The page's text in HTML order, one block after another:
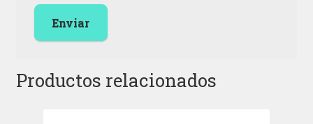
Productos relacionados